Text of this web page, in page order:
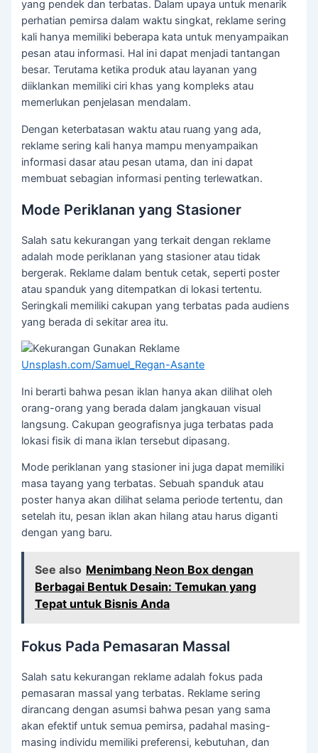
yang pendek dan terbatas. Dalam upaya untuk menarik
perhatian pemirsa dalam waktu singkat, reklame sering
kali hanya memiliki beberapa kata untuk menyampaikan
pesan atau informasi. Hal ini dapat menjadi tantangan
besar. Terutama ketika produk atau layanan yang
diiklankan memiliki ciri khas yang kompleks atau
memerlukan penjelasan mendalam.
Dengan keterbatasan waktu atau ruang yang ada,
reklame sering kali hanya mampu menyampaikan
informasi dasar atau pesan utama, dan ini dapat
membuat sebagian informasi penting terlewatkan.
Mode Periklanan yang Stasioner
Salah satu kekurangan yang terkait dengan reklame
adalah mode periklanan yang stasioner atau tidak
bergerak. Reklame dalam bentuk cetak, seperti poster
atau spanduk yang ditempatkan di lokasi tertentu.
Seringkali memiliki cakupan yang terbatas pada audiens
yang berada di sekitar area itu.
Unsplash.com/Samuel_Regan-Asante
Ini berarti bahwa pesan iklan hanya akan dilihat oleh
orang-orang yang berada dalam jangkauan visual
langsung. Cakupan geografisnya juga terbatas pada
lokasi fisik di mana iklan tersebut dipasang.
Mode periklanan yang stasioner ini juga dapat memiliki
masa tayang yang terbatas. Sebuah spanduk atau
poster hanya akan dilihat selama periode tertentu, dan
setelah itu, pesan iklan akan hilang atau harus diganti
dengan yang baru.
See also Menimbang Neon Box dengan
Berbagai Bentuk Desain: Temukan yang
Tepat untuk Bisnis Anda
Fokus Pada Pemasaran Massal
Salah satu kekurangan reklame adalah fokus pada
pemasaran massal yang terbatas. Reklame sering
dirancang dengan asumsi bahwa pesan yang sama
akan efektif untuk semua pemirsa, padahal masing-
masing individu memiliki preferensi, kebutuhan, dan